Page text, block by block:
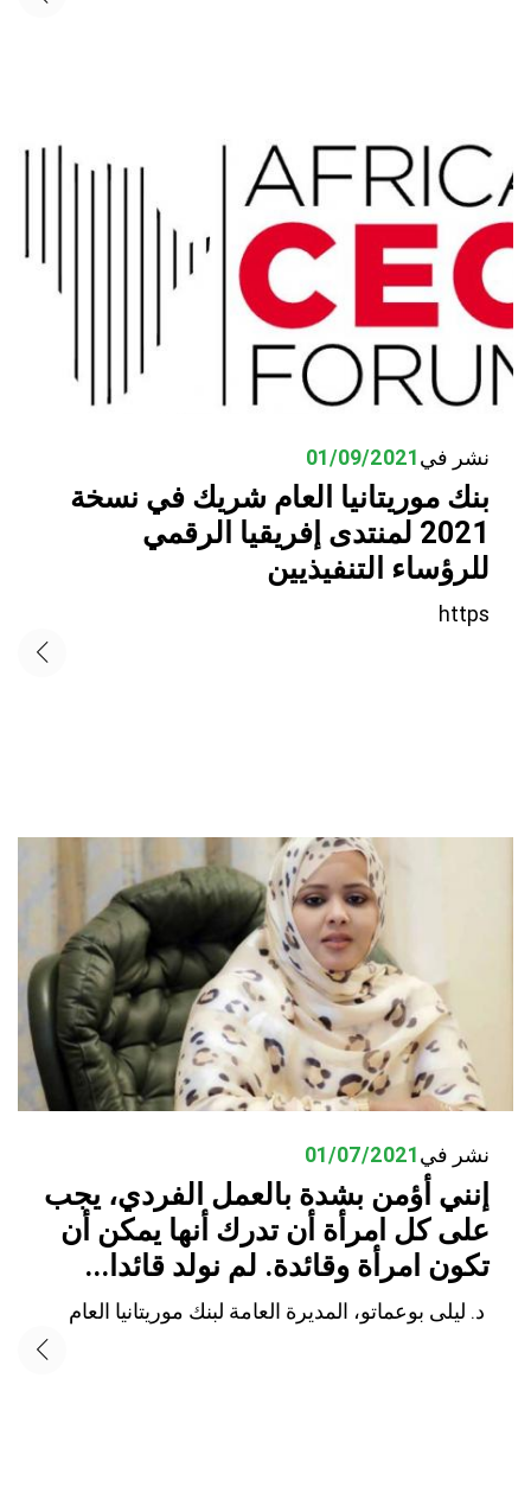
نشر في01/09/2021
بنك موريتانيا العام شريك في نسخة
2021 لمنتدى إفريقيا الرقمي
للرؤساء التنفيذيين
https
نشر في01/07/2021
إنني أؤمن بشدة بالعمل الفردي، يجب
على كل امرأة أن تدرك أنها يمكن أن
تكون امرأة وقائدة. لم نولد قائدا...
د. ليلى بوعماتو، المديرة العامة لبنك موريتانيا العام